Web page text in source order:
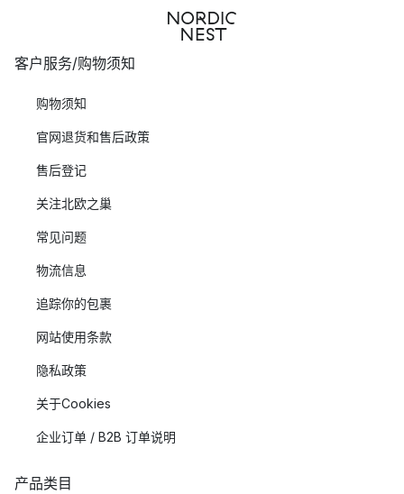
客户服务/购物须知
购物须知
官网退货和售后政策
售后登记
关注北欧之巢
常见问题
物流信息
追踪你的包裹
网站使用条款
隐私政策
关于Cookies
企业订单 / B2B 订单说明
产品类目